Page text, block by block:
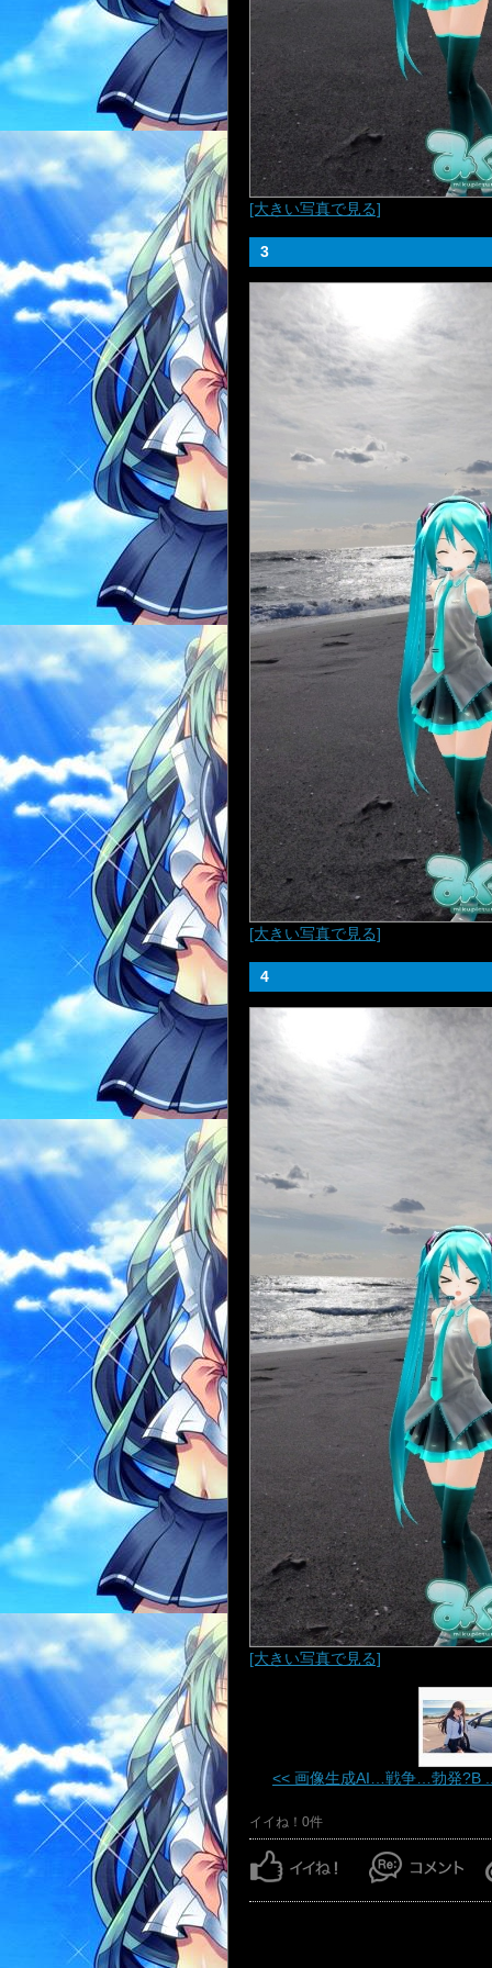
[大きい写真で見る]
3
[大きい写真で見る]
4
[大きい写真で見る]
<< 画像生成AI…戦争…勃発?B
イイね！0件